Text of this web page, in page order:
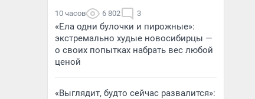
10 часов 6 802 3
«Ела одни булочки и пирожные»:
экстремально худые новосибирцы —
о своих попытках набрать вес любой
ценой
«Выглядит, будто сейчас развалится»: